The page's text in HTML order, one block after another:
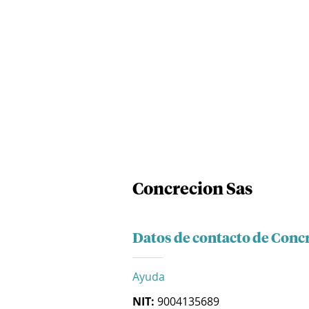
Concrecion Sas
Datos de contacto de
Ayuda
NIT: 9004135689